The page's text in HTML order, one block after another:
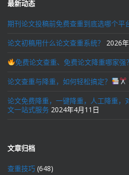
最新动态
期刊论文投稿前免费查重到底选哪个平
论文初稿用什么论文查重系统？ 2026
免费论文查重、免费论文降重哪家强？
论文查重与降重，如何轻松搞定？
论文免费降重，一键降重，人工降重，
文一站式服务 2024年4月11日
文章归档
查重技巧 (648)